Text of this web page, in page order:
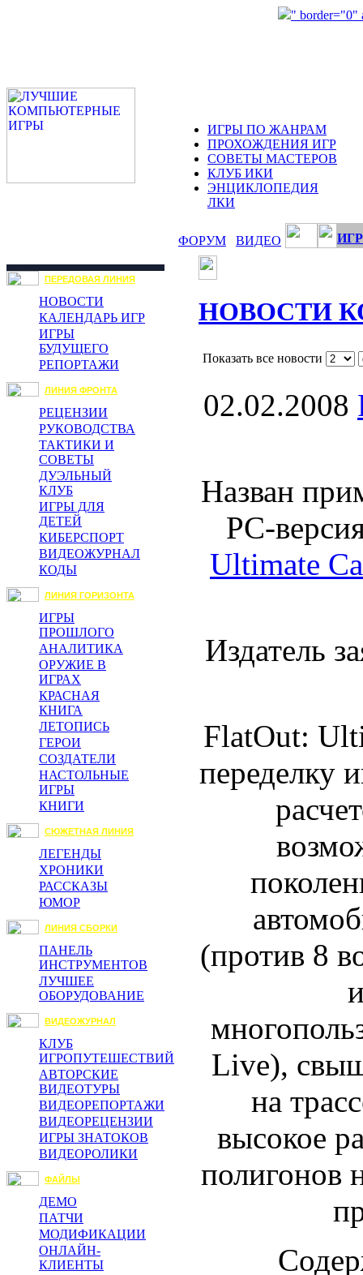
" border="0"
ИГРЫ ПО ЖАНРАМ
ПРОХОЖДЕНИЯ ИГР
СОВЕТЫ МАСТЕРОВ
КЛУБ ИКИ
ЭНЦИКЛОПЕДИЯ
ЛКИ
ФОРУМ ВИДЕО
ПЕРЕДОВАЯ ЛИНИЯ
НОВОСТИ
КАЛЕНДАРЬ ИГР
ИГРЫ
БУДУЩЕГО
РЕПОРТАЖИ
ЛИНИЯ ФРОНТА
РЕЦЕНЗИИ
РУКОВОДСТВА
ТАКТИКИ И
СОВЕТЫ
ДУЭЛЬНЫЙ
КЛУБ
ИГРЫ ДЛЯ
ДЕТЕЙ
КИБЕРСПОРТ
ВИДЕОЖУРНАЛ
КОДЫ
ЛИНИЯ ГОРИЗОНТА
ИГРЫ
ПРОШЛОГО
АНАЛИТИКА
ОРУЖИЕ В
ИГРАХ
КРАСНАЯ
КНИГА
ЛЕТОПИСЬ
ГЕРОИ
СОЗДАТЕЛИ
НАСТОЛЬНЫЕ
ИГРЫ
КНИГИ
СЮЖЕТНАЯ ЛИНИЯ
ЛЕГЕНДЫ
ХРОНИКИ
РАССКАЗЫ
ЮМОР
ЛИНИЯ СБОРКИ
ПАНЕЛЬ
ИНСТРУМЕНТОВ
ЛУЧШЕЕ
ОБОРУДОВАНИЕ
ВИДЕОЖУРНАЛ
КЛУБ
ИГРОПУТЕШЕСТВИЙ
АВТОРСКИЕ
ВИДЕОТУРЫ
ВИДЕОРЕПОРТАЖИ
ВИДЕОРЕЦЕНЗИИ
ИГРЫ ЗНАТОКОВ
ВИДЕОРОЛИКИ
ФАЙЛЫ
ДЕМО
ПАТЧИ
МОДИФИКАЦИИ
ОНЛАЙН-
КЛИЕНТЫ
НОВОСТИ
Показать все новости
02.02.2008
Назван
PC-
Ultimate
Издатель
FlatOut:
переделку
(против 8
Live),
на
высокое
полигонов